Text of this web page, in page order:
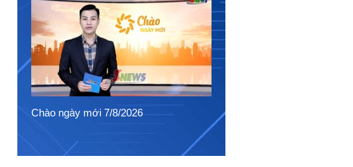
Chào ngày mới 7/8/2026
Chào ngày mới 6/8/2026